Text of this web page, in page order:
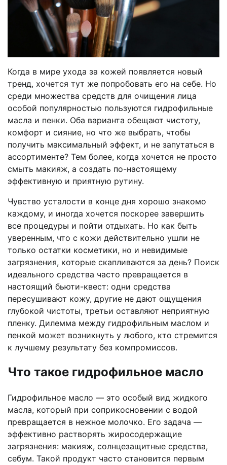
Когда в мире ухода за кожей появляется новый
тренд, хочется тут же попробовать его на себе. Но
среди множества средств для очищения лица
особой популярностью пользуются гидрофильные
масла и пенки. Оба варианта обещают чистоту,
комфорт и сияние, но что же выбрать, чтобы
получить максимальный эффект, и не запутаться в
ассортименте? Тем более, когда хочется не просто
смыть макияж, а создать по-настоящему
эффективную и приятную рутину.
Чувство усталости в конце дня хорошо знакомо
каждому, и иногда хочется поскорее завершить
все процедуры и пойти отдыхать. Но как быть
уверенным, что с кожи действительно ушли не
только остатки косметики, но и невидимые
загрязнения, которые скапливаются за день? Поиск
идеального средства часто превращается в
настоящий бьюти-квест: одни средства
пересушивают кожу, другие не дают ощущения
глубокой чистоты, третьи оставляют неприятную
пленку. Дилемма между гидрофильным маслом и
пенкой может возникнуть у любого, кто стремится
к лучшему результату без компромиссов.
Что такое гидрофильное масло
Гидрофильное масло — это особый вид жидкого
масла, который при соприкосновении с водой
превращается в нежное молочко. Его задача —
эффективно растворять жиросодержащие
загрязнения: макияж, солнцезащитные средства,
себум. Такой продукт часто становится первым